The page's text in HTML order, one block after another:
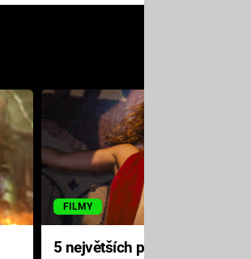
FILMY
5 největších propadáků